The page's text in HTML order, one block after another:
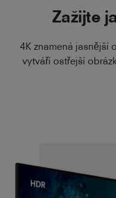
Zažijte
4K znamená jasnější
vytváří ostřejší